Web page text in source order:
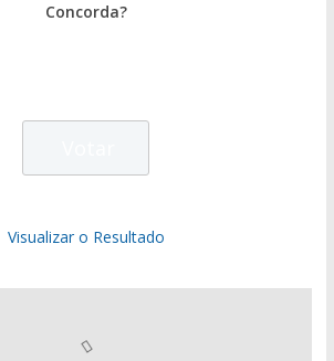
Concorda?
Visualizar o Resultado